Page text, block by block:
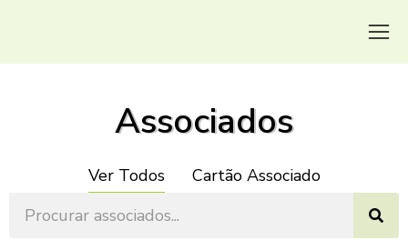
Associados
Ver Todos Cartão Associado